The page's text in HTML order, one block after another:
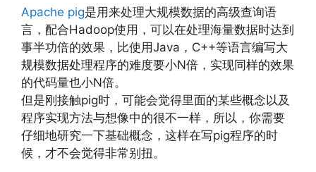
Apache pig是用来处理大规模数据的高级查询语
言，配合Hadoop使用，可以在处理海量数据时达到
事半功倍的效果，比使用Java，C++等语言编写大
规模数据处理程序的难度要小N倍，实现同样的效果
的代码量也小N倍。
但是刚接触pig时，可能会觉得里面的某些概念以及
程序实现方法与想像中的很不一样，所以，你需要
仔细地研究一下基础概念，这样在写pig程序的时
候，才不会觉得非常别扭。